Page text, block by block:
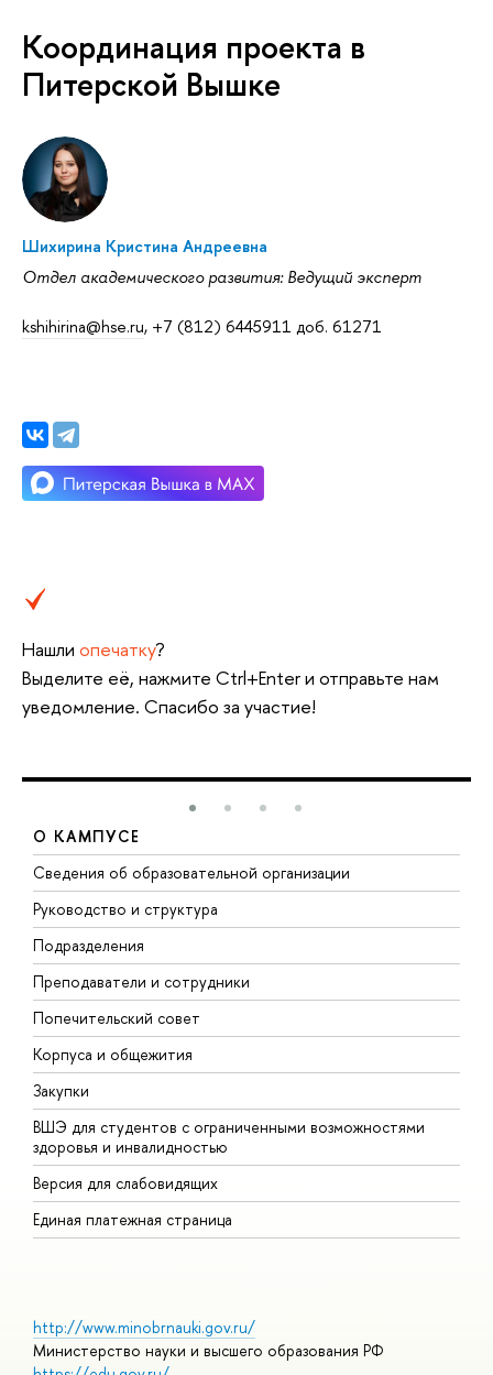
Координация проекта в
Питерской Вышке
Шихирина Кристина Андреевна
Отдел академического развития: Ведущий эксперт
kshihirina@hse.ru, +7 (812) 6445911 доб. 61271
Нашли опечатку?
Выделите её, нажмите Ctrl+Enter и отправьте нам
уведомление. Спасибо за участие!
О КАМПУСЕ
Сведения об образовательной организации
Руководство и структура
Подразделения
Преподаватели и сотрудники
Попечительский совет
Корпуса и общежития
Закупки
ВШЭ для студентов с ограниченными возможностями
здоровья и инвалидностью
Версия для слабовидящих
Единая платежная страница
http://www.minobrnauki.gov.ru/
Министерство науки и высшего образования РФ